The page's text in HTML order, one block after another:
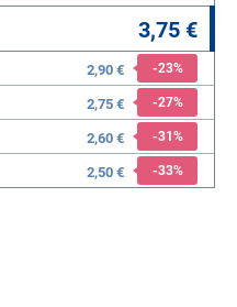
3,75 €
2,90 € -23%
2,75 € -27%
2,60 € -31 %
2,50 € -33%